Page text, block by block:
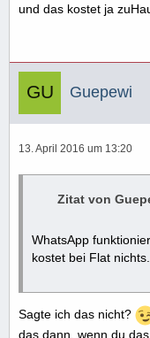
und das kostet ja
Guepewi
13. April 2016 um 13:20
Zitat von
WhatsApp
kostet bei Flat nichts.
Sagte ich das nicht?
das dann, wenn du